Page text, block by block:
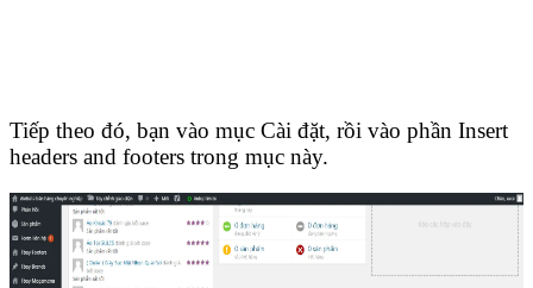
Tiếp theo đó, bạn vào mục Cài đặt, rồi vào phần Insert
headers and footers trong mục này.